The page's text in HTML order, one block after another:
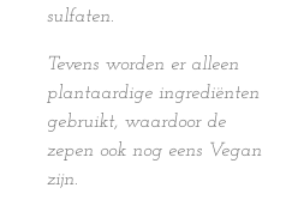
sulfaten.
Tevens worden er alleen
plantaardige ingrediënten
gebruikt, waardoor de
zepen ook nog eens Vegan
zijn.